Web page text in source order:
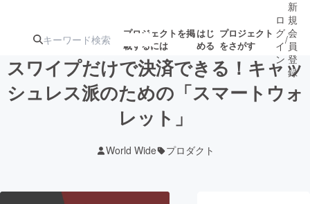
プロジェクトを掲
載するには
はじ
める
プロジェクト
をさがす
注目の新着プロ募集終了が近いプ
ロ
グ
イ
ン
/
新
規
会
員
登
録
スワイプだけで決済できる！キャッ
シュレス派のための「スマートウォ
レット」
World Wide プロダクト